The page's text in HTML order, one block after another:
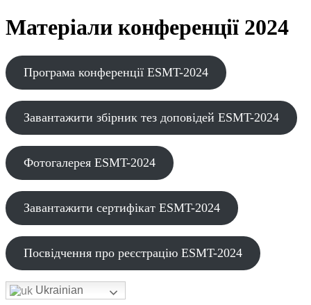
Матеріали конференції 2024
Програма конференції ESMT-2024
Завантажити збірник тез доповідей ESMT-2024
Фотогалерея ESMT-2024
Завантажити сертифікат ESMT-2024
Посвідчення про реєстрацію ESMT-2024
Ukrainian